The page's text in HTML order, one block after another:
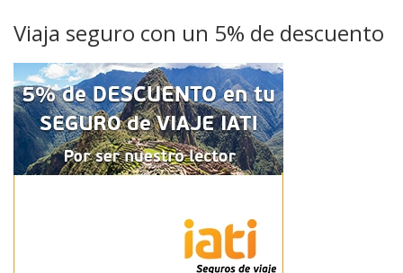
Viaja seguro con un 5% de descuento